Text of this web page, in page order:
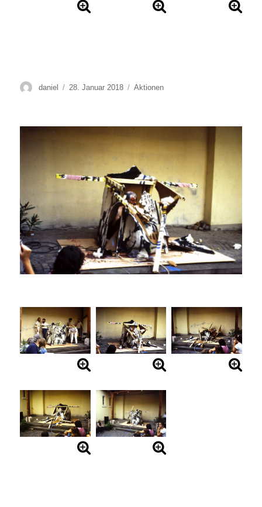
Autor
daniel
Veröffentlicht
28. Januar 2018 Kategorien
Aktionen